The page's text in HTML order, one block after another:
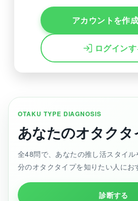
アカウントを作
ログイン
OTAKU TYPE DIAGNOSIS
あなたのオタクタ
全48問で、あなたの推し活スタイ
分のオタクタイプを知りたい人にお
診断する